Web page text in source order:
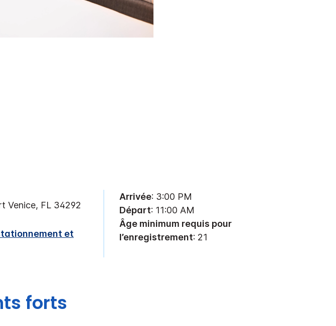
Venice, FL 34292
et
Arrivée: 3:00 PM
Départ: 11:00 AM
Âge minimum requis pour
l’enregistrement: 21
forts